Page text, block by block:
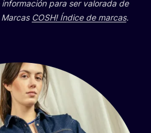
para ser valo­ra­da de
COSH! Índi­ce de mar­cas.